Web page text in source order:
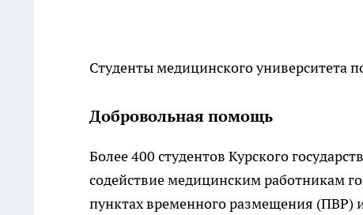
Студенты медицинского университета
Добровольная помощь
Более 400 студентов Курского
содействие медицинским работникам
пунктах временного размещения